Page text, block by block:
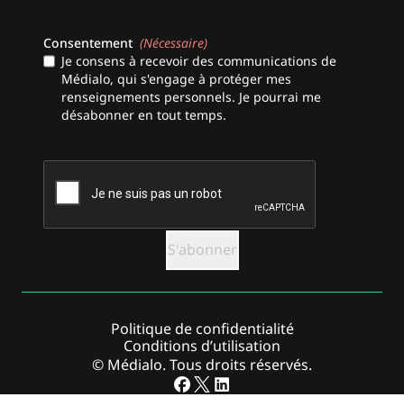
Consentement (Nécessaire)
Je consens à recevoir des communications de
Médialo, qui s'engage à protéger mes
renseignements personnels. Je pourrai me
désabonner en tout temps.
CAPTCHA
© Médialo. Tous droits réservés.
Politique de confidentialité
Conditions d’utilisation